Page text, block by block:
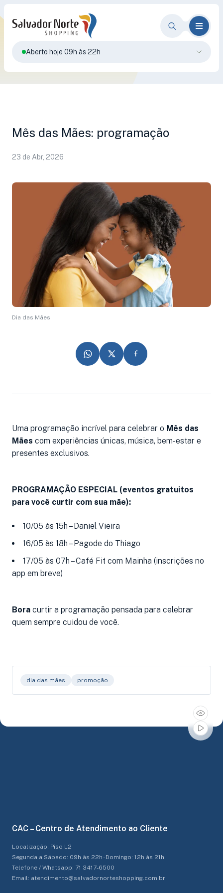
Aberto hoje 09h às 22h
Mês das Mães: programação
23 de Abr, 2026
Dia das Mães
Uma programação incrível para celebrar o Mês das
Mães com experiências únicas, música, bem-estar e
presentes exclusivos.
PROGRAMAÇÃO ESPECIAL (eventos gratuitos
para você curtir com sua mãe):
10/05 às 15h – Daniel Vieira
16/05 às 18h – Pagode do Thiago
17/05 às 07h – Café Fit com Mainha (inscrições no
app em breve)
Bora curtir a programação pensada para celebrar
quem sempre cuidou de você.
dia das mães promoção
CAC – Centro de Atendimento ao Cliente
Localização: Piso L2
Segunda a Sábado: 09h às 22h - Domingo: 12h às 21h
Telefone / Whatsapp: 71 3417-6500
Email: atendimento@salvadornorteshopping.com.br